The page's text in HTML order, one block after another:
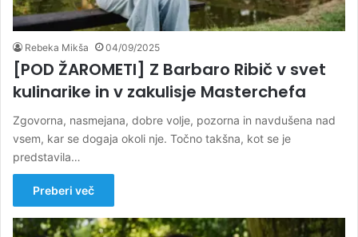
Rebeka Mikša 04/09/2025
[POD ŽAROMETI] Z Barbaro Ribič v svet
kulinarike in v zakulisje Masterchefa
Zgovorna, nasmejana, dobre volje, pozorna in navdušena nad
vsem, kar se dogaja okoli nje. Točno takšna, kot se je
predstavila…
Preberi več